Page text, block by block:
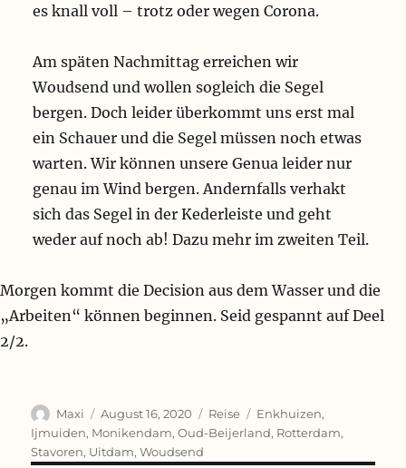
es knall voll – trotz oder wegen Corona.
Am späten Nachmittag erreichen wir
Woudsend und wollen sogleich die Segel
bergen. Doch leider überkommt uns erst mal
ein Schauer und die Segel müssen noch etwas
warten. Wir können unsere Genua leider nur
genau im Wind bergen. Andernfalls verhakt
sich das Segel in der Kederleiste und geht
weder auf noch ab! Dazu mehr im zweiten Teil.
Morgen kommt die Decision aus dem Wasser und die
„Arbeiten“ können beginnen. Seid gespannt auf Deel
2/2.
Autor
Maxi
Veröffentlicht
am
August 16, 2020 Kategorien
Reise Schlagwörter
Enkhuizen,
Ijmuiden, Monikendam,Oud-Beijerland, Rotterdam,
Stavoren, Uitdam,Woudsend